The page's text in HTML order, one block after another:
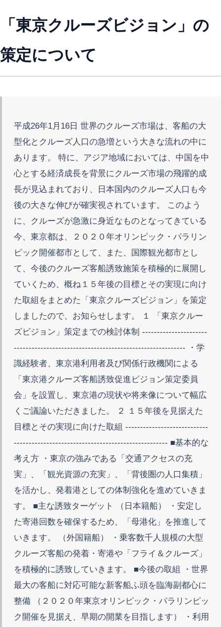
「東京クルーズビジョン」の
策定について
平成26年1月16日 世界のクルーズ市場は、客船の大
型化とクルーズ人口の急増という大きな流れの中に
あります。 特に、アジア地域においては、中国を中
心とする経済成長を背景にクルーズ市場の飛躍的成
長が見込まれており、日本国内のクルーズ人口も今
後の大きな伸びが確実視されています。 このよう
に、クルーズが急激に身近なものとなってきている
今、東京都は、２０２０年オリンピック・パラリン
ピック開催都市として、また、国際観光都市とし
て、今後のクルーズ客船誘致施策を積極的に展開し
ていくため、概ね１５年後の目標とその実現に向け
た取組をまとめた「東京クルーズビジョン」を策定
しましたので、お知らせします。 １ 「東京クルー
ズビジョン」策定までの検討体制 ----------------------
---------------------------------------------------------- ・学
識経験者、東京港利用者及び関係行政機関による
「東京港クルーズ客船誘致促進ビジョン策定委員
会」を設置し、東京港の現状や将来像について幅広
くご議論いただきました。 ２ １５年後を見据えた
目標とその実現に向けた取組 ----------------------------
---------------------------------------------------- ■基本的な
考え方 ・東京の強みである「交通アクセスの充
実」、「観光資源の充実」、「背後圏の人口集積」
を活かし、発着港としての体制強化を進めていきま
す。 ■主な誘致ターゲット （日本籍船） ・安定し
た寄港回数を確保するため、「母港化」を推進して
いきます。 （外国籍船） ・乗客数千人規模の大型
クルーズ客船の発着・寄港や「フライ＆クルーズ」
を積極的に誘致していきます。 ■今後の取組 ・世界
最大の客船に対応可能な新客船ふ頭を臨海副都心に
整備 （２０２０年東京オリンピック・パラリンピッ
ク開催を見据え、早期の開業を目指します） ・利用